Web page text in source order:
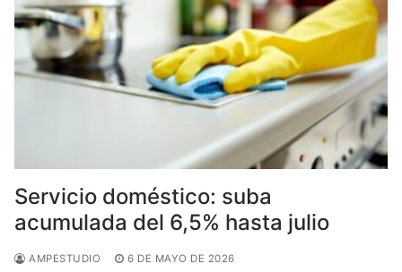
Servicio doméstico: suba
acumulada del 6,5% hasta julio
AMPESTUDIO 6 DE MAYO DE 2026